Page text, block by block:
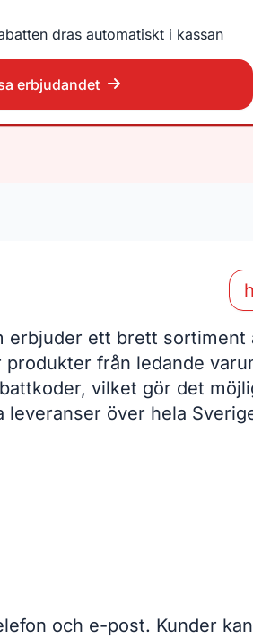
dras automatiskt i kassan
erbjudandet
erbjuder ett brett
från ledande
vilket gör det
över hela
och e-post. Kunder